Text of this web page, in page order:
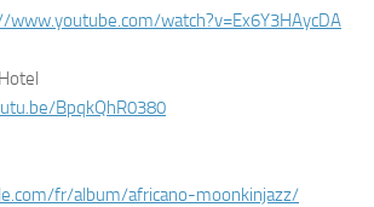
www.youtube.com/watch?v=Ex6Y3HAycDA
BpqkQhR0380
fr/album/africano-moonkinjazz/